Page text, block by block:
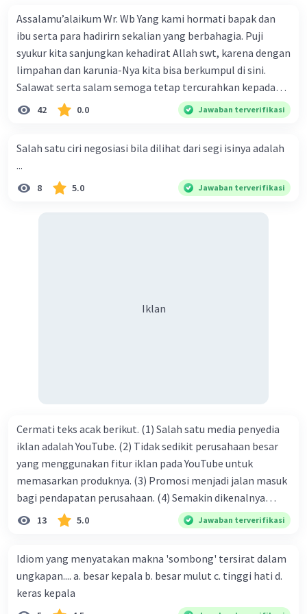
makalah dengan sungguh-sungguh.
Beri Rating·0.0 (0) Balas
Assalamu’alaikum Wr. Wb Yang kami hormati bapak dan
ibu serta para hadirirn sekalian yang berbahagia. Puji
syukur kita sanjungkan kehadirat Allah swt, karena dengan
limpahan dan karunia-Nya kita bisa berkumpul di sini.
Salawat serta salam semoga tetap tercurahkan kepada
junjungan Nabi besar Muhammad saw, karena beliau
menyiarkan agama yang haq, yakni agama islam, agama
ke dalam umat-Nya yang diberkahi. Amin ya rabbal alamin.
Hadirin sekalian yang berbahagia! Dirasa amat penting
sekali jiwa sosial untuk diterapkan di lingkungan keluarga,
limpahan karuniaNya kita bisa berkumpul di sini. Kalimat
42 0.0 Jawaban terverifikasi
Salah satu ciri negosiasi bila dilihat dari segi isinya adalah
...
8 5.0 Jawaban terverifikasi
Iklan
Cermati teks acak berikut. (1) Salah satu media penyedia
iklan adalah YouTube. (2) Tidak sedikit perusahaan besar
yang menggunakan fitur iklan pada YouTube untuk
memasarkan produknya. (3) Promosi menjadi jalan masuk
bagi pendapatan perusahaan. (4) Semakin dikenalnya
suatu produk oleh konsumen, semakin besar pula peluang
perusahaan kepada konsumen. Urutan yang tepat agar
menjadi teks eksposisi yang padu adalah .... A. (1)-(2)-(3)-
(4)-(5) B. (2)-(1)-(3)-(4)-(5) C. (3)-(1)-(2)-(5)-(4) D. (3)-(5)-
13 5.0 Jawaban terverifikasi
Idiom yang menyatakan makna 'sombong' tersirat dalam
ungkapan.... a. besar kepala b. besar mulut c. tinggi hati d.
keras kepala